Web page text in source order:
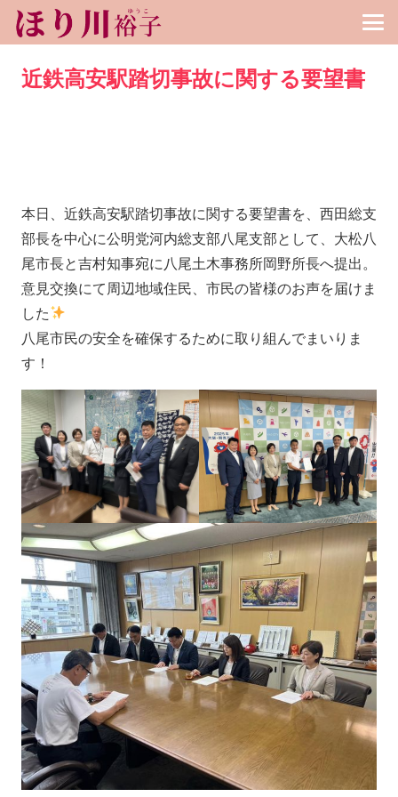
近鉄高安駅踏切事故に関する要望書
本日、近鉄高安駅踏切事故に関する要望書を、西田総支
部長を中心に公明党河内総支部八尾支部として、大松八
尾市長と吉村知事宛に八尾土木事務所岡野所長へ提出。
意見交換にて周辺地域住民、市民の皆様のお声を届けま
した
八尾市民の安全を確保するために取り組んでまいりま
す！